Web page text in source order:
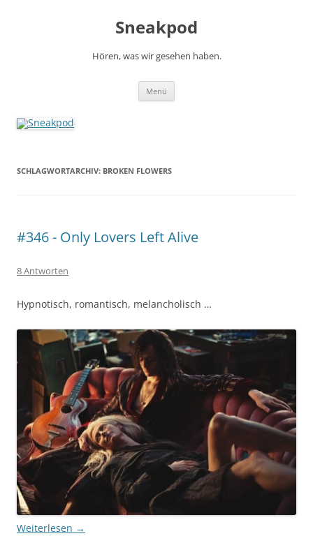
Sneakpod
Hören, was wir gesehen haben.
Menü
SCHLAGWORTARCHIV: BROKEN FLOWERS
#346 - Only Lovers Left Alive
8 Antworten
Hypnotisch, romantisch, melancholisch …
Weiterlesen →